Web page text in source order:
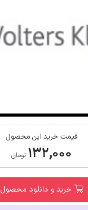
قیمت خرید این محصول
۱۳۲,۰۰۰ تومان
خرید و دانلود محصول